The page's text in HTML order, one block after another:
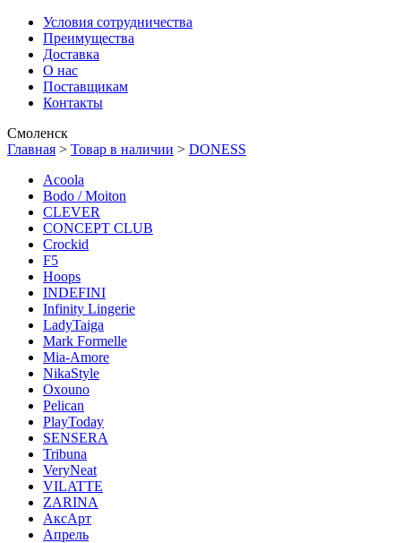
Условия сотрудничества
Преимущества
Доставка
О нас
Поставщикам
Контакты
Смоленск
Главная > Товар в наличии > DONESS
Acoola
Bodo / Moiton
CLEVER
CONCEPT CLUB
Crockid
F5
Hoops
INDEFINI
Infinity Lingerie
LadyTaiga
Mark Formelle
Mia-Amore
NikaStyle
Oxouno
Pelican
PlayToday
SENSERA
Tribuna
VeryNeat
VILATTE
ZARINA
АксАрт
Апрель